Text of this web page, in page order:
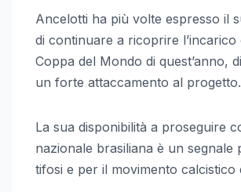
Ancelotti ha più volte espresso il
di continuare a ricoprire l’incarico
Coppa del Mondo di quest’anno,
un forte attaccamento al progetto.
La sua disponibilità a proseguire
nazionale brasiliana è un segnale
tifosi e per il movimento calcistico